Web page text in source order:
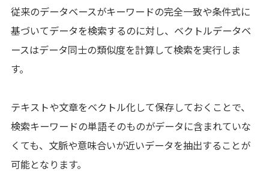
従来のデータベースがキーワードの完全一致や条件式に
基づいてデータを検索するのに対し、ベクトルデータベ
ースはデータ同士の類似度を計算して検索を実行しま
す。
テキストや文章をベクトル化して保存しておくことで、
検索キーワードの単語そのものがデータに含まれていな
くても、文脈や意味合いが近いデータを抽出することが
可能となります。